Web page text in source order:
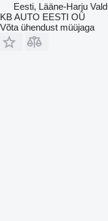
Eesti, Lääne-Harju Vald
KB AUTO EESTI OÜ
Võta ühendust müüjaga